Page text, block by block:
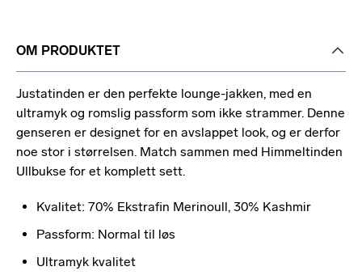
OM PRODUKTET
Justatinden er den perfekte lounge-jakken, med en
ultramyk og romslig passform som ikke strammer. Denne
genseren er designet for en avslappet look, og er derfor
noe stor i størrelsen. Match sammen med Himmeltinden
Ullbukse for et komplett sett.
Kvalitet: 70% Ekstrafin Merinoull, 30% Kashmir
Passform: Normal til løs
Ultramyk kvalitet